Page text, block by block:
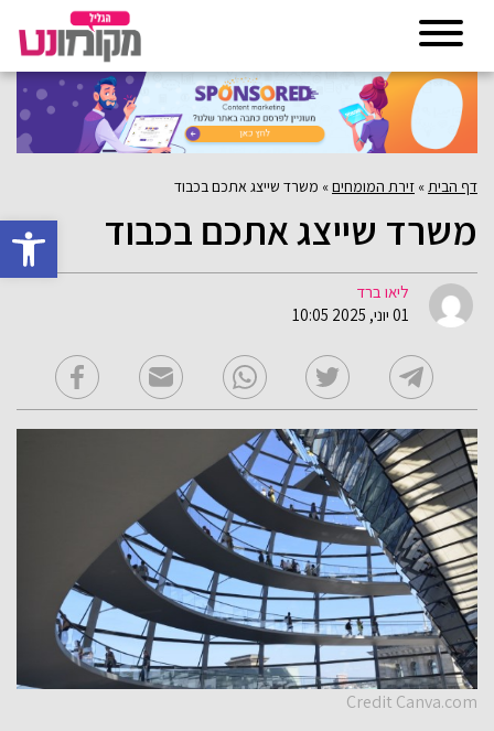
פתח
דף הבית » זירת המומחים» משרד שייצג אתכם בכבוד
משרד שייצג אתכם בכבוד
ליאו ברד
01 יוני, 2025 10:05
Credit Canva.com